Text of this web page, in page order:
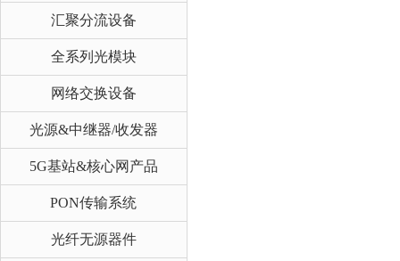
汇聚分流设备
全系列光模块
网络交换设备
光源&中继器/收发器
5G基站&核心网产品
PON传输系统
光纤无源器件